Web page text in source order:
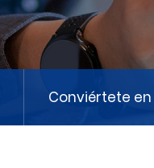
Marcador Láser
Conviértete